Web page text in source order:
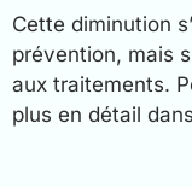
Cette diminution
prévention, mais
aux traitements.
plus en détail